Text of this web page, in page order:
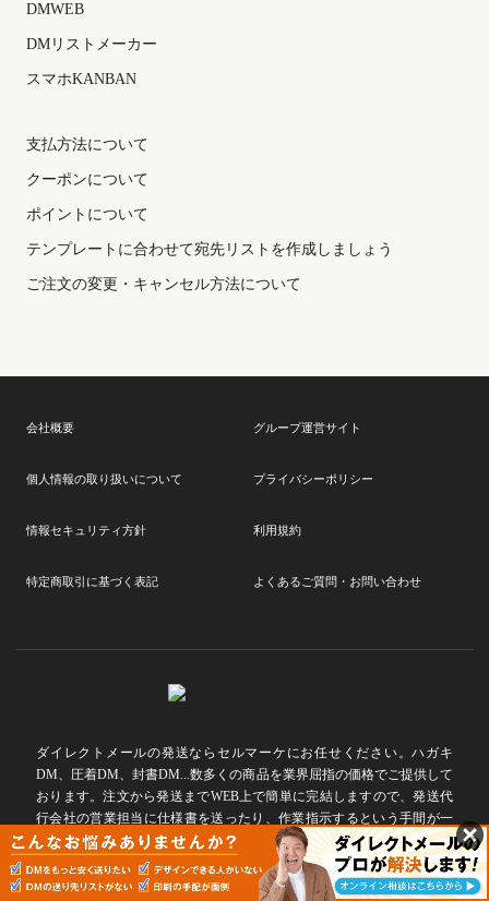
DMWEB
DMリストメーカー
スマホKANBAN
支払方法について
クーポンについて
ポイントについて
テンプレートに合わせて宛先リストを作成しましょう
会社概要 グループ運営サイト
個人情報の取り扱いについて プライバシーポリシー
情報セキュリティ方針 利用規約
特定商取引に基づく表記 よくあるご質問・お問い合わせ
ダイレクトメールの発送ならセルマーケにお任せください。ハガキ
DM、圧着DM、封書DM...数多くの商品を業界屈指の価格でご提供して
おります。注文から発送までWEB上で簡単に完結しますので、発送代
行会社の営業担当に仕様書を送ったり、作業指示するという手間が一
切発生しません。今後セルマーケでは「うるを「うれる」に」をモッ
トーにお客様の販促活動に大きく貢献できるよう幅広いサービスを拡
充して参ります。